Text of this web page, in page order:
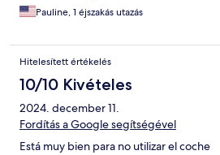
Pauline, 1 éjszakás utazás
Hitelesített értékelés
10/10 Kivételes
2024. december 11.
Fordítás a Google segítségével
Está muy bien para no utilizar el coche